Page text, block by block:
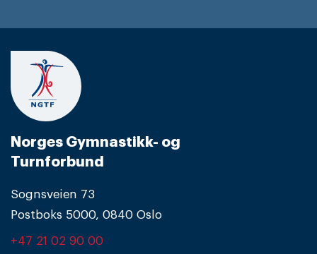
Norges Gymnastikk- og
Turnforbund
Sognsveien 73
Postboks 5000, 0840 Oslo
+47 21 02 90 00